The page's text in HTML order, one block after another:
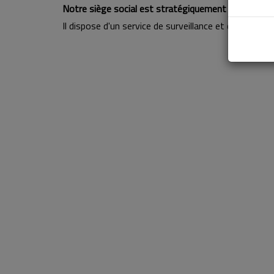
Notre siège social est stratégiquement situé dans
Il dispose d'un service de surveillance et de